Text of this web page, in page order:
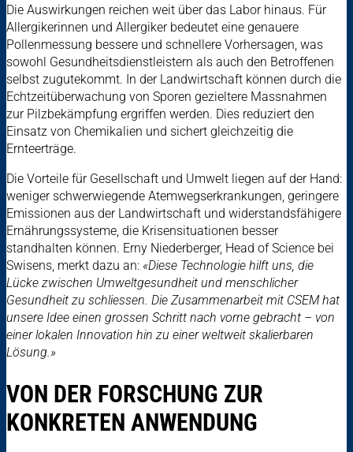
Die Auswirkungen reichen weit über das Labor hinaus. Für
Allergikerinnen und Allergiker bedeutet eine genauere
Pollenmessung bessere und schnellere Vorhersagen, was
sowohl Gesundheitsdienstleistern als auch den Betroffenen
selbst zugutekommt. In der Landwirtschaft können durch die
Echtzeitüberwachung von Sporen gezieltere Massnahmen
zur Pilzbekämpfung ergriffen werden. Dies reduziert den
Einsatz von Chemikalien und sichert gleichzeitig die
Ernteerträge.
Die Vorteile für Gesellschaft und Umwelt liegen auf der Hand:
weniger schwerwiegende Atemwegserkrankungen, geringere
Emissionen aus der Landwirtschaft und widerstandsfähigere
Ernährungssysteme, die Krisensituationen besser
standhalten können. Erny Niederberger, Head of Science bei
Swisens, merkt dazu an: «Diese Technologie hilft uns, die
Lücke zwischen Umweltgesundheit und menschlicher
Gesundheit zu schliessen. Die Zusammenarbeit mit CSEM hat
unsere Idee einen grossen Schritt nach vorne gebracht – von
einer lokalen Innovation hin zu einer weltweit skalierbaren
Lösung.»
VON DER FORSCHUNG ZUR
KONKRETEN ANWENDUNG